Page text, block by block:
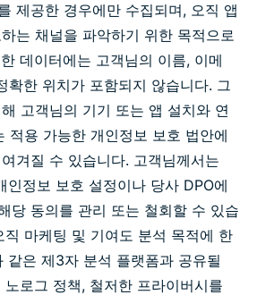
제공한 경우에만 수집되며, 오직 앱
는 채널을 파악하기 위한 목적으로
데이터에는 고객님의 이름, 이메
확한 위치가 포함되지 않습니다. 그
고객님의 기기 또는 앱 설치와 연
적용 가능한 개인정보 보호 법안에
겨질 수 있습니다. 고객님께서는
인정보 보호 설정이나 당사 DPO에
당 동의를 관리 또는 철회할 수 있습
직 마케팅 및 기여도 분석 목적에 한
은 제3자 분석 플랫폼과 공유될
로그 정책, 철저한 프라이버시를